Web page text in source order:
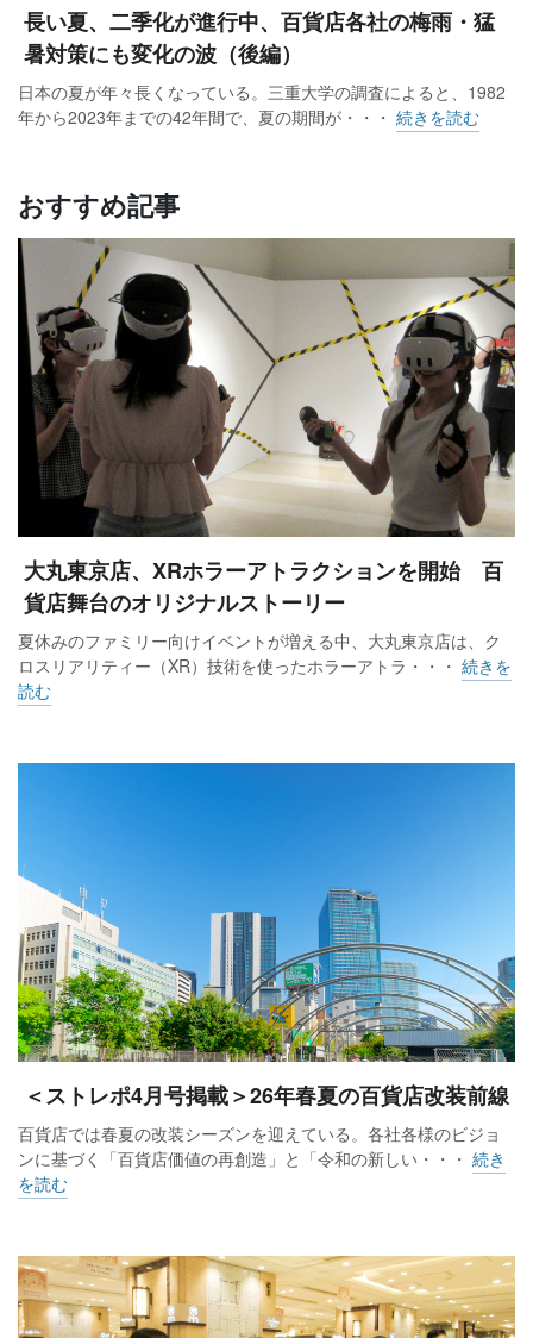
長い夏、二季化が進行中、百貨店各社の梅雨・猛
暑対策にも変化の波（後編）
日本の夏が年々長くなっている。三重大学の調査によると、1982
年から2023年までの42年間で、夏の期間が・・・ 続きを読む
おすすめ記事
大丸東京店、XRホラーアトラクションを開始 百
貨店舞台のオリジナルストーリー
夏休みのファミリー向けイベントが増える中、大丸東京店は、ク
ロスリアリティー（XR）技術を使ったホラーアトラ・・・ 続きを
読む
＜ストレポ4月号掲載＞26年春夏の百貨店改装前線
百貨店では春夏の改装シーズンを迎えている。各社各様のビジョ
ンに基づく「百貨店価値の再創造」と「令和の新しい・・・ 続き
を読む